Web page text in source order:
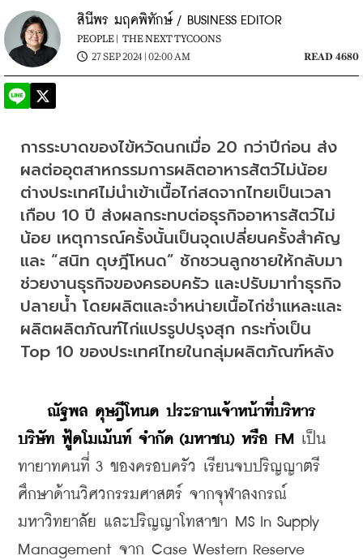
สินีพร มฤคพิทักษ์ / BUSINESS EDITOR
PEOPLE | THE NEXT TYCOONS
27 SEP 2024 | 02:00 AM
READ 4680
การระบาดของไข้หวัดนกเมื่อ 20 กว่าปีก่อน ส่ง
ผลต่ออุตสาหกรรมการผลิตอาหารสัตว์ไม่น้อย
ต่างประเทศไม่นำเข้าเนื้อไก่สดจากไทยเป็นเวลา
เกือบ 10 ปี ส่งผลกระทบต่อธุรกิจอาหารสัตว์ไม่
น้อย เหตุการณ์ครั้งนั้นเป็นจุดเปลี่ยนครั้งสำคัญ
และ “สนิท ดุษฎีโหนด” ชักชวนลูกชายให้กลับมา
ช่วยงานธุรกิจของครอบครัว และปรับมาทำธุรกิจ
ปลายน้ำ โดยผลิตและจำหน่ายเนื้อไก่ชำแหละและ
ผลิตผลิตภัณฑ์ไก่แปรรูปปรุงสุก กระทั่งเป็น
Top 10 ของประเทศไทยในกลุ่มผลิตภัณฑ์หลัง
ณัฐพล ดุษฎีโหนด ประธานเจ้าหน้าที่บริหาร
บริษัท ฟู้ดโมเม้นท์ จำกัด (มหาชน) หรือ FM
เป็น
ทายาทคนที่ 3 ของครอบครัว เรียนจบปริญญาตรี
ศึกษาด้านวิศวกรรมศาสตร์ จากจุฬาลงกรณ์
มหาวิทยาลัย และปริญญาโทสาขา MS In Supply
Management จาก Case Western Reserve